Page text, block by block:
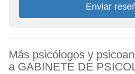
Enviar
Más psicólogos y
a GABINETE DE